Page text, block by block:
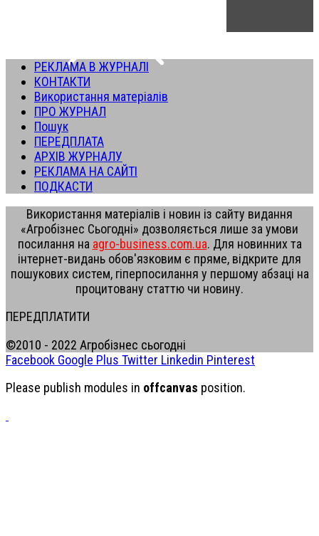
РЕКЛАМА В ЖУРНАЛІ
КОНТАКТИ
Використання матеріалів
ПРО ЖУРНАЛ
Пошук
ПЕРЕДПЛАТА
АРХІВ ЖУРНАЛУ
РЕКЛАМА НА САЙТІ
ПОДКАСТИ
Використання матеріалів і новин із сайту видання
«Агробізнес Сьогодні» дозволяється лише за умови
посилання на agro-business.com.ua. Для новинних та
інтернет-видань обов'язковим є пряме, відкрите для
пошукових систем, гіперпосилання у першому абзаці на
процитовану статтю чи новину.
ПЕРЕДПЛАТИТИ
©2010 - 2022 Агробізнес сьогодні
Facebook Google Plus Twitter Linkedin Pinterest
Please publish modules in offcanvas position.